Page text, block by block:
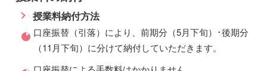
授業料納付方法
口座振替（引落）により、前期分（5月下旬）･後期分
（11月下旬）に分けて納付していただきます。